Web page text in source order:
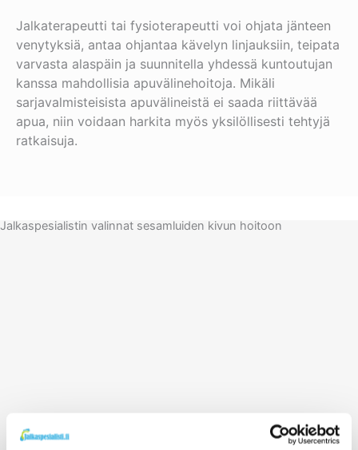
Jalkaterapeutti tai fysioterapeutti voi ohjata jänteen
venytyksiä, antaa ohjantaa kävelyn linjauksiin, teipata
varvasta alaspäin ja suunnitella yhdessä kuntoutujan
kanssa mahdollisia apuvälinehoitoja. Mikäli
sarjavalmisteisista apuvälineistä ei saada riittävää
apua, niin voidaan harkita myös yksilöllisesti tehtyjä
ratkaisuja.
Jalkaspesialistin valinnat sesamluiden kivun hoitoon